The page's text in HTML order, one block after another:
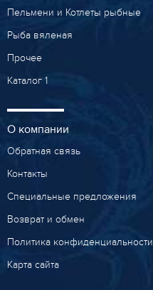
Пельмени и Котлеты рыбные
Рыба вяленая
Прочее
Каталог 1
О компании
Обратная связь
Контакты
Специальные предложения
Возврат и обмен
Политика конфиденциальности
Карта сайта